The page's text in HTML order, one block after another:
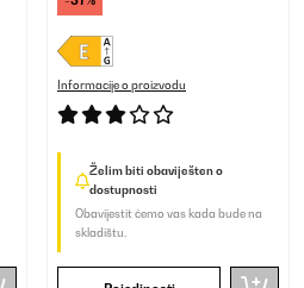
Informacije o proizvodu
Želim biti obaviješten o
dostupnosti
Obavijestit ćemo vas kada bude na
skladištu.